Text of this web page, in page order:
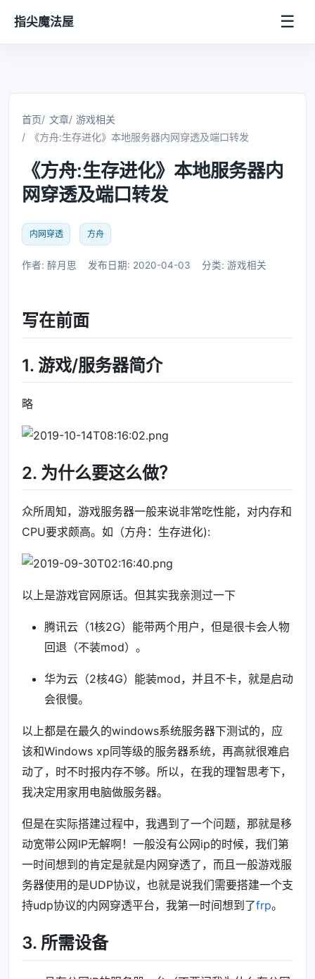
指尖魔法屋 ☰
首页 文章
游戏相关
《方舟:生存进化》本地服务器内网穿透及端口转发
《方舟:生存进化》本地服务器内
网穿透及端口转发
内网穿透 方舟
作者: 醉月思 发布日期: 2020-04-03 分类: 游戏相关
写在前面
1. 游戏/服务器简介
略
2. 为什么要这么做？
众所周知，游戏服务器一般来说非常吃性能，对内存和
CPU要求颇高。如（方舟：生存进化):
以上是游戏官网原话。但其实我亲测过一下
腾讯云（1核2G）能带两个用户，但是很卡会人物
回退（不装mod）。
华为云（2核4G）能装mod，并且不卡，就是启动
会很慢。
以上都是在最久的windows系统服务器下测试的，应
该和Windows xp同等级的服务器系统，再高就很难启
动了，时不时报内存不够。所以，在我的理智思考下，
我决定用家用电脑做服务器。
但是在实际搭建过程中，我遇到了一个问题，那就是移
动宽带公网IP无解啊！一般没有公网ip的时候，我们第
一时间想到的肯定是就是内网穿透了，而且一般游戏服
务器使用的是UDP协议，也就是说我们需要搭建一个支
持udp协议的内网穿透平台，我第一时间想到了frp。
3. 所需设备